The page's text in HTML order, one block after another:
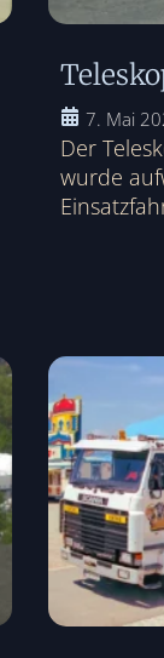
7. Mai
Der
wurde